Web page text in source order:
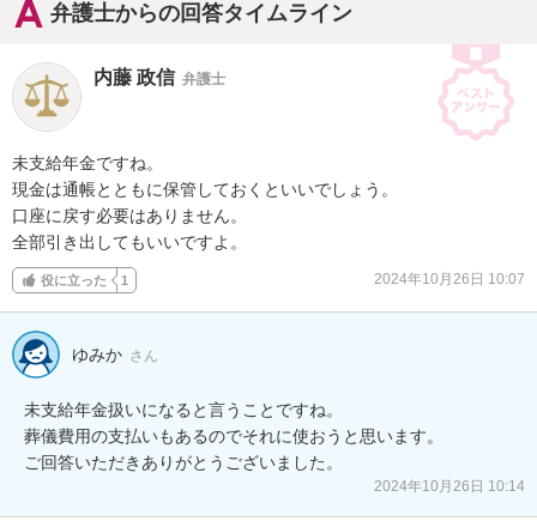
弁護士からの回答タイムライン
内藤 政信 弁護士
未支給年金ですね。
現金は通帳とともに保管しておくといいでしょう。
口座に戻す必要はありません。
全部引き出してもいいですよ。
役に立った 1 2024年10月26日 10:07
ゆみか さん
未支給年金扱いになると言うことですね。
葬儀費用の支払いもあるのでそれに使おうと思います。
ご回答いただきありがとうございました。
2024年10月26日 10:14